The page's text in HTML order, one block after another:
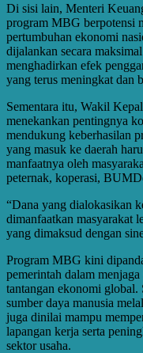
Di sisi lain, Menteri
program MBG berpotensi
pertumbuhan ekonomi
dijalankan secara
menghadirkan efek
yang terus meningkat dan
Sementara itu, Wakil
menekankan pentingnya
mendukung keberhasilan
yang masuk ke daerah
manfaatnya oleh
peternak, koperasi,
“Dana yang dialokasikan
dimanfaatkan masyarakat
yang dimaksud dengan
Program MBG kini
pemerintah dalam
tantangan ekonomi
sumber daya manusia
juga dinilai mampu
lapangan kerja serta
sektor usaha.